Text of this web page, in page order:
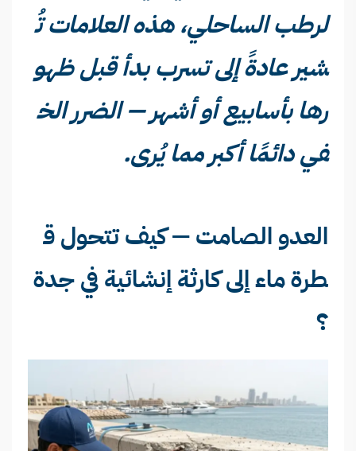
لرطب الساحلي، هذه العلامات تُ
شير عادةً إلى تسرب بدأ قبل ظهو
رها بأسابيع أو أشهر — الضرر الخ
في دائمًا أكبر مما يُرى.
العدو الصامت — كيف تتحول ق
طرة ماء إلى كارثة إنشائية في جدة
؟